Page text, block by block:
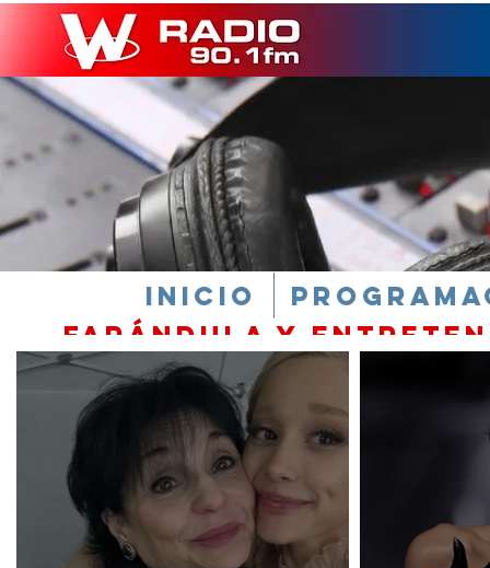
INICIO
farándula y